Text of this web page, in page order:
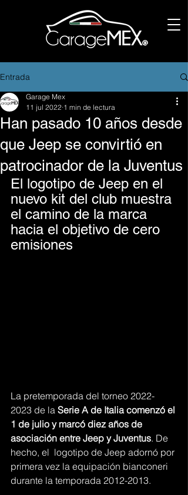
Entrada
Han pasado 10 años desde
que Jeep se convirtió en
patrocinador de la Juventus
Garage Mex
11 jul 2022 1 min de lectura
El logotipo de Jeep en el
nuevo kit del club muestra
el camino de la marca
hacia el objetivo de cero
emisiones
La pretemporada del torneo 2022-
2023 de la Serie A de Italia comenzó el
1 de julio y marcó diez años de
asociación entre Jeep y Juventus. De
hecho, el  logotipo de Jeep adornó por
primera vez la equipación bianconeri
durante la temporada 2012-2013.